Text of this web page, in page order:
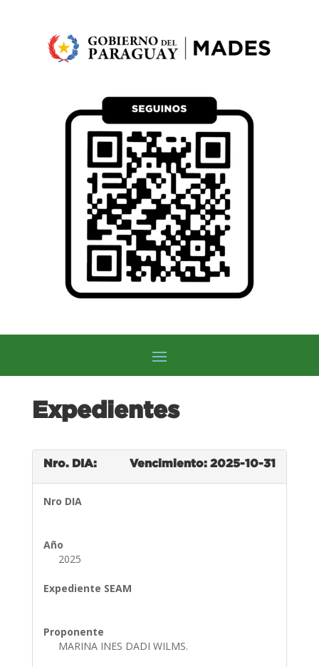
Expedientes
Nro. DIA: Vencimiento: 2025-10-31
Nro DIA
Año
2025
Expediente SEAM
Proponente
MARINA INES DADI WILMS.